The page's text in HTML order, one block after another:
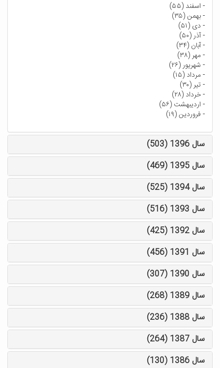
- اسفند (۵۵)
-بهمن (۳۵)
- دی (۵۱)
-آذر (۵۰)
-آبان (۳۴)
-مهر (۳۸)
- شهریور (۲۶)
-مرداد (۱۵)
-تیر (۳۰)
-خرداد (۲۸)
- اردیبهشت (۵۶)
- فروردین (۱۹)
سال 1396 (503)
سال 1395 (469)
سال 1394 (525)
سال 1393 (516)
سال 1392 (425)
سال 1391 (456)
سال 1390 (307)
سال 1389 (268)
سال 1388 (236)
سال 1387 (264)
سال 1386 (130)